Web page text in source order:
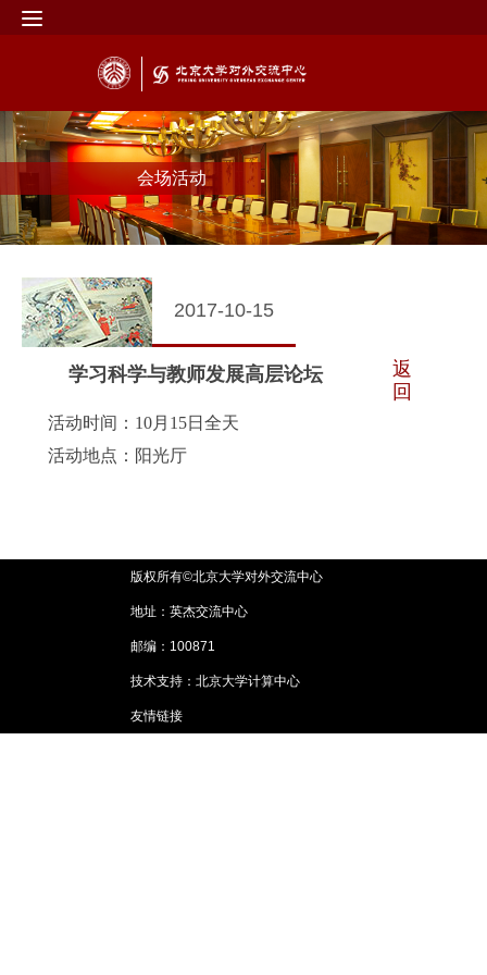
会场活动
2017-10-15
学习科学与教师发展高层论坛
活动时间：10月15日全天
活动地点：阳光厅
返
回
版权所有©北京大学对外交流中心
地址：英杰交流中心
邮编：100871
技术支持：北京大学计算中心
友情链接